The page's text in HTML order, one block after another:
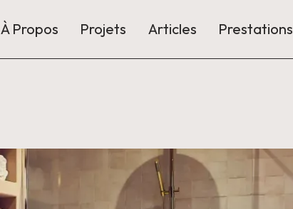
À Propos Projets Articles Prestations